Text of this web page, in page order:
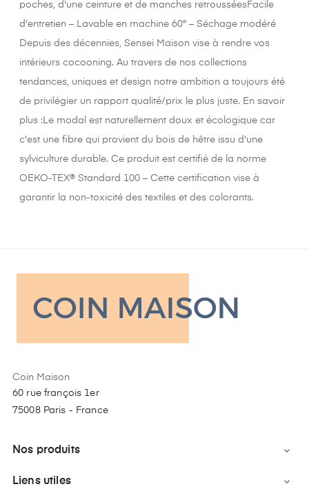
poches, d'une ceinture et de manches retrousséesFacile
d'entretien – Lavable en machine 60° – Séchage modéré
Depuis des décennies, Sensei Maison vise à rendre vos
intérieurs cocooning. Au travers de nos collections
tendances, uniques et design notre ambition a toujours été
de privilégier un rapport qualité/prix le plus juste. En savoir
plus :Le modal est naturellement doux et écologique car
c'est une fibre qui provient du bois de hêtre issu d'une
sylviculture durable. Ce produit est certifié de la norme
OEKO-TEX® Standard 100 – Cette certification vise à
garantir la non-toxicité des textiles et des colorants.
Coin Maison
60 rue françois 1er
75008 Paris - France
Nos produits 
Liens utiles 